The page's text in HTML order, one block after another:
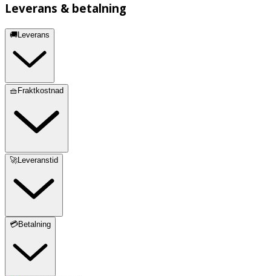
Leverans & betalning
🚚Leverans
🧺Fraktkostnad
🚀Leveranstid
💳Betalning